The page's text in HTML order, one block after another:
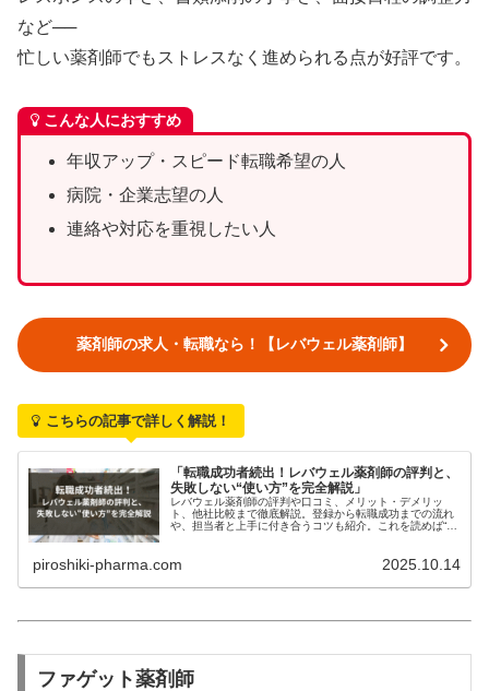
など──
忙しい薬剤師でもストレスなく進められる点が好評です。
こんな人におすすめ
年収アップ・スピード転職希望の人
病院・企業志望の人
連絡や対応を重視したい人
薬剤師の求人・転職なら！【レバウェル薬剤師】
こちらの記事で詳しく解説！
「転職成功者続出！レバウェル薬剤師の評判と、
失敗しない“使い方”を完全解説」
レバウェル薬剤師の評判や口コミ、メリット・デメリッ
ト、他社比較まで徹底解説。登録から転職成功までの流れ
や、担当者と上手に付き合うコツも紹介。これを読めば“レ
piroshiki-pharma.com 2025.10.14
ファゲット薬剤師